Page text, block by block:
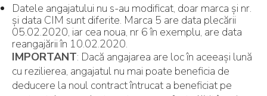
Datele angajatului nu s-au modificat, doar marca și nr.
și data CIM sunt diferite. Marca 5 are data plecării
05.02.2020, iar cea noua, nr 6 în exemplu, are data
reangajării în 10.02.2020.
IMPORTANT: Dacă angajarea are loc în aceeași lună
cu rezilierea, angajatul nu mai poate beneficia de
deducere la noul contract întrucat a beneficiat pe